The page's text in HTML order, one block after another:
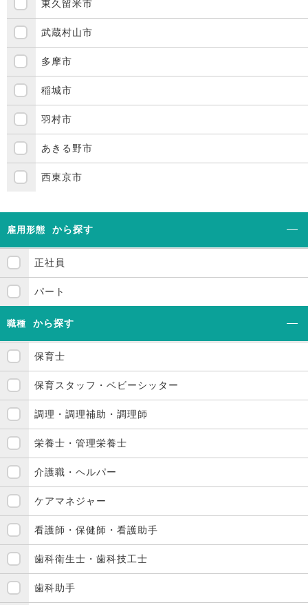
東久留米市
武蔵村山市
多摩市
稲城市
羽村市
あきる野市
西東京市
雇用形態 から探す
正社員
パート
職種 から探す
保育士
保育スタッフ・ベビーシッター
調理・調理補助・調理師
栄養士・管理栄養士
介護職・ヘルパー
ケアマネジャー
看護師・保健師・看護助手
歯科衛生士・歯科技工士
歯科助手